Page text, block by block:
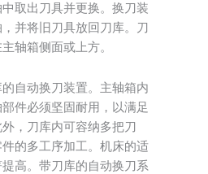
取出刀具并更换。换刀装
并将旧刀具放回刀库。刀
轴箱侧面或上方。
自动换刀装置。主轴箱内
件必须坚固耐用，以满足
，刀库内可容纳多把刀
的多工序加工。机床的适
高。带刀库的自动换刀系